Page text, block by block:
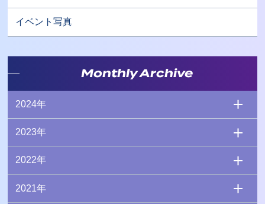
イベント写真
Monthly Archive
2024年
2023年
2022年
2021年